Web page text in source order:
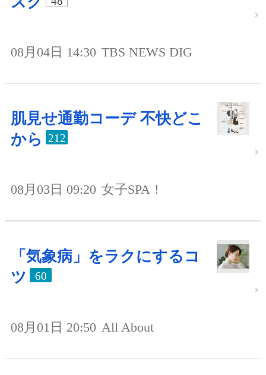
08月04日 14:30 TBS NEWS DIG
肌見せ通勤コーデ 不快どこ
から
212
08月03日 09:20 女子SPA！
「気象病」をラクにするコ
ツ
60
08月01日 20:50 All About